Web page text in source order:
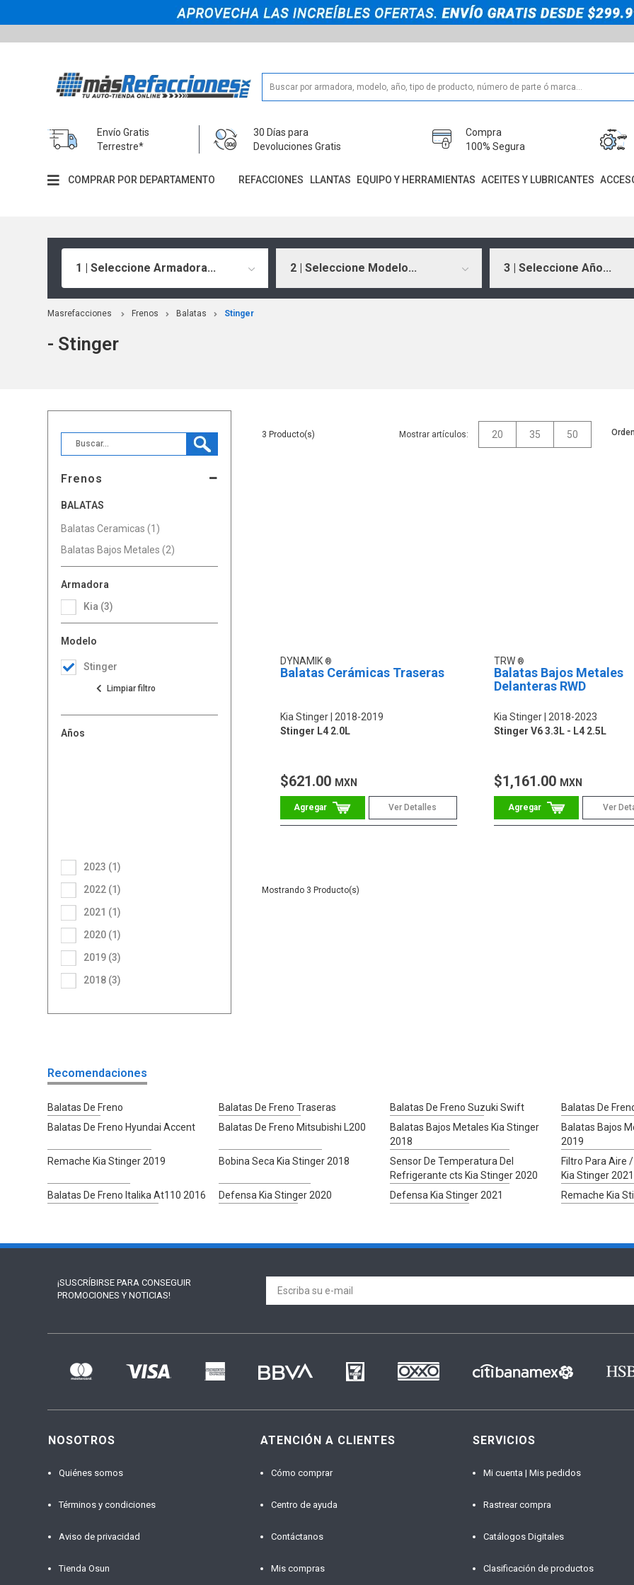
Envío Gratis
Terrestre*
30 Días para
Devoluciones Gratis
Compra
100% Segura
COMPRAR POR DEPARTAMENTO REFACCIONES LLANTAS EQUIPO Y HERRAMIENTAS ACEITES Y LUBRICANTES
1 | Seleccione Armadora... 2 | Seleccione Modelo... 3 | Seleccione Año...
Masrefacciones Frenos Balatas Stinger
- Stinger
Frenos
BALATAS
Balatas Ceramicas (1)
Balatas Bajos Metales (2)
Armadora
Kia (3)
Modelo
Stinger
Años
2018 (3)
2019 (3)
2020 (1)
2021 (1)
2022 (1)
2023 (1)
3 Mostrar artículos: 20 35 50
DYNAMIK
Balatas Cerámicas Traseras
Kia Stinger
2018-2019
Stinger L4 2.0L
$621.00 MXN
Ver Detalles
TRW
Balatas Bajos Metales
Delanteras RWD
Kia Stinger
2018-2023
Stinger V6 3.3L - L4 2.5L
$1,161.00 MXN
Ver
3
Recomendaciones
Balatas De Freno Balatas De Freno Traseras Balatas De Freno Suzuki Swift Balatas De
Balatas De Freno Hyundai Accent
Balatas De Freno Mitsubishi L200
Balatas Bajos Metales Kia Stinger
2018
Balatas Bajos
2019
Remache Kia Stinger 2019 Bobina Seca Kia Stinger 2018
Sensor De Temperatura Del
Refrigerante cts Kia Stinger 2020
Filtro Para Aire
Kia Stinger 2021
Balatas De Freno Italika At110 2016
Defensa Kia Stinger 2020 Defensa Kia Stinger 2021 Remache Kia
¡SUSCRÍBIRSE PARA CONSEGUIR
PROMOCIONES Y NOTICIAS!
NOSOTROS
Quiénes somos
Términos y condiciones
Aviso de privacidad
Tienda Osun
ATENCIÓN A CLIENTES
Cómo comprar
Centro de ayuda
Contáctanos
Mis compras
SERVICIOS
Mi cuenta | Mis pedidos
Rastrear compra
Catálogos Digitales
Clasificación de productos